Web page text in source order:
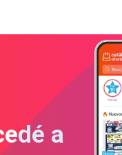
a